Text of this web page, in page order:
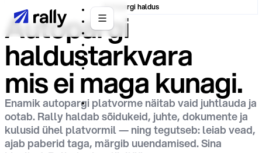
Autopargi haldus
Autopargi
haldustarkvara
mis ei maga kunagi.
Enamik autopargi platvorme näitab vaid juhtlauda ja
ootab. Rally haldab sõidukeid, juhte, dokumente ja
kulusid ühel platvormil — ning tegutseb: leiab vead,
ajab paberid taga, märgib uuendamised. Sina